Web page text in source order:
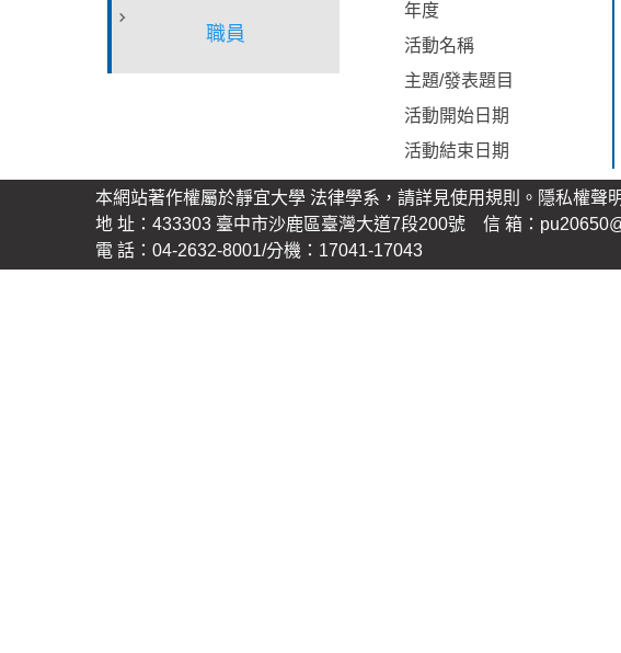
職員
年度
活動名稱
主題/發表題目
活動開始日期
活動結束日期
本網站著作權屬於靜宜大學 法律學系，請詳見使用規則。 隱私權聲
地 址：433303 臺中市沙鹿區臺灣大道7段200號 信 箱：
電 話：04-2632-8001/分機：17041-17043